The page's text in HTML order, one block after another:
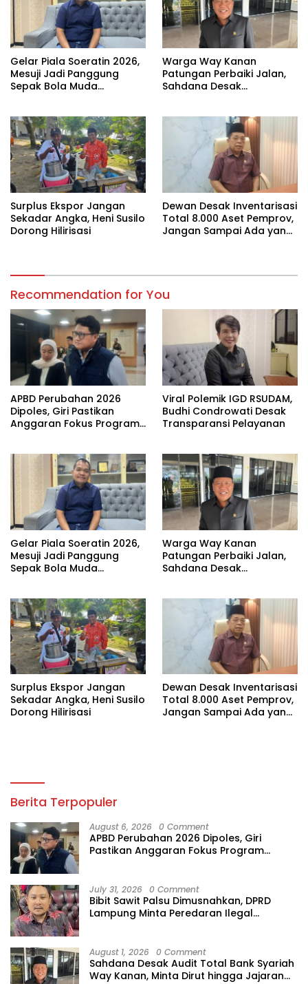
Gelar Piala Soeratin 2026,
Mesuji Jadi Panggung
Sepak Bola Muda
Warga Way Kanan
Patungan Perbaiki Jalan,
Sahdana Desak
Surplus Ekspor Jangan
Sekadar Angka, Heni Susilo
Dorong Hilirisasi
Dewan Desak Inventarisasi
Total 8.000 Aset Pemprov,
Jangan Sampai Ada yang
Recommendation for You
APBD Perubahan 2026
Dipoles, Giri Pastikan
Anggaran Fokus Program
Viral Polemik IGD RSUDAM,
Budhi Condrowati Desak
Transparansi Pelayanan
Gelar Piala Soeratin 2026,
Mesuji Jadi Panggung
Sepak Bola Muda
Warga Way Kanan
Patungan Perbaiki Jalan,
Sahdana Desak
Surplus Ekspor Jangan
Sekadar Angka, Heni Susilo
Dorong Hilirisasi
Dewan Desak Inventarisasi
Total 8.000 Aset Pemprov,
Jangan Sampai Ada yang
Berita Terpopuler
August 6, 2026 0 Comment
APBD Perubahan 2026 Dipoles, Giri
Pastikan Anggaran Fokus Program
July 31, 2026 0 Comment
Bibit Sawit Palsu Dimusnahkan, DPRD
Lampung Minta Peredaran Ilegal
August 1, 2026 0 Comment
Sahdana Desak Audit Total Bank Syariah
Way Kanan, Minta Dirut hingga Jajaran